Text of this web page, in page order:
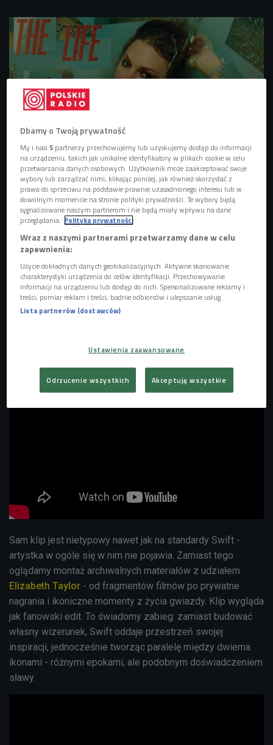
Jedna z okładek winyla Taylor Swift "The Life of a Shodowgirl"
Foto: Associated
Press/East News
"Elizabeth Taylor" to trzeci singiel z zeszłorocznego
albumuTaylor Swift- "The Life of a Showgirl"
obecna promocja wykracza poza standardowy cykl radiowy.
Klip pojawił się równolegle z dodatkowymi wariantami
utworu - m.in. alternatywną, bardziej kameralną wersją
Glamorous Cabaret Version". Wszystkie 3 wersje znajdą
się na limitowanym wydaniu winylowym, które będzie
można nabyć na tegorocznym
Sam klip jest nietypowy nawet jak na standardy Swift -
artystka w ogóle się w nim nie pojawia. Zamiast tego
oglądamy montaż archiwalnych materiałów z udziałem
Elizabeth Taylor - od fragmentów filmów po prywatne
nagrania i ikoniczne momenty z życia gwiazdy. Klip wygląda
jak fanowski edit. To świadomy zabieg: zamiast budować
własny wizerunek, Swift oddaje przestrzeń swojej
inspiracji, jednocześnie tworząc paralelę między dwiema
ikonami - różnymi epokami, ale podobnym doświadczeniem
sławy.
Dbamy o Twoją prywatność
My i nasi5 partnerzy przechowujemy lub uzyskujemy dostęp do informacji
na urządzeniu, takich jak unikalne identyfikatory w plikach cookie w celu
przetwarzania danych osobowych. Użytkownik może zaakceptować swoje
wybory lub zarządzać nimi, klikając poniżej, jak również skorzystać z
prawa do sprzeciwu na podstawie prawnie uzasadnionego interesu lub w
dowolnym momencie na stronie polityki prywatności. Te wybory będą
sygnalizowane naszym partnerom i nie będą miały wpływu na dane
przeglądania. Polityka prywatności
Wraz z naszymi partnerami przetwarzamy dane w celu
zapewnienia:
Użycie dokładnych danych geolokalizacyjnych. Aktywne skanowanie
charakterystyki urządzenia do celów identyfikacji. Przechowywanie
informacji na urządzeniu lub dostęp do nich. Spersonalizowane reklamy i
treści, pomiar reklam i treści, badnie odbiorców i ulepszanie usług.
Lista partnerów (dostawców)
Ustawienia zaawansowane
Odrzucenie wszystkich Akceptuję wszystkie